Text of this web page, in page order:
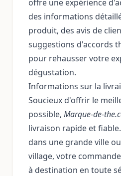
offre une expérience
des informations
produit, des avis de
suggestions d'accords
pour rehausser votre
dégustation.
Informations sur la
Soucieux d'offrir le
possible, Marque-de-
livraison rapide et
dans une grande ville
village, votre
à destination en toute